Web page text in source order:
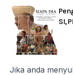
SI,
Jika anda